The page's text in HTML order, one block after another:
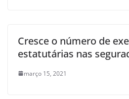
Cresce o número de
estatutárias nas
março 15, 2021